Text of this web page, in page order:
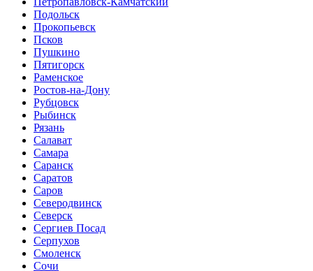
Подольск
Прокопьевск
Псков
Пушкино
Пятигорск
Раменское
Ростов-на-Дону
Рубцовск
Рыбинск
Рязань
Салават
Самара
Саранск
Саратов
Саров
Северодвинск
Северск
Сергиев Посад
Серпухов
Смоленск
Сочи